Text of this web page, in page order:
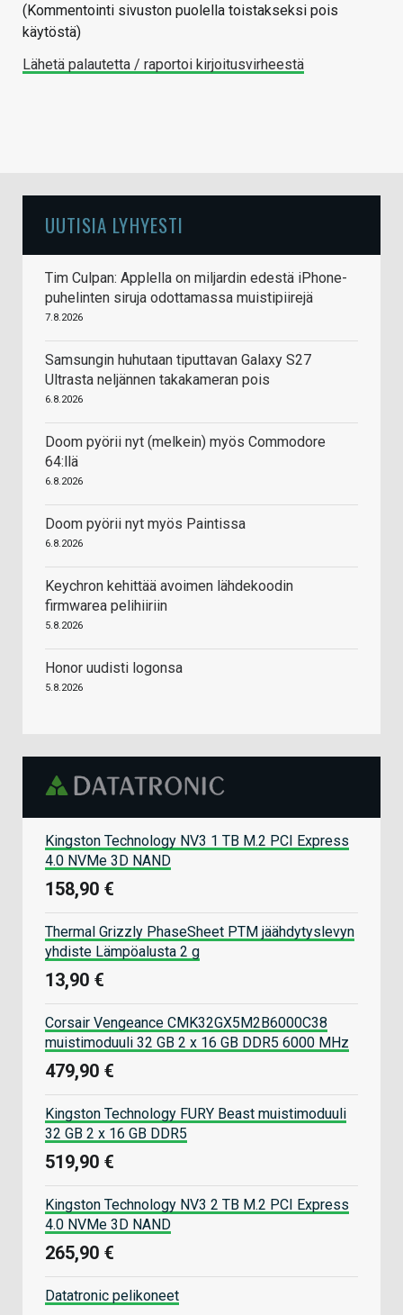
(Kommentointi sivuston puolella toistakseksi pois
käytöstä)
Lähetä palautetta / raportoi kirjoitusvirheestä
UUTISIA LYHYESTI
Tim Culpan: Applella on miljardin edestä iPhone-
puhelinten siruja odottamassa muistipiirejä
7.8.2026
Samsungin huhutaan tiputtavan Galaxy S27
Ultrasta neljännen takakameran pois
6.8.2026
Doom pyörii nyt (melkein) myös Commodore
64:llä
6.8.2026
Doom pyörii nyt myös Paintissa
6.8.2026
Keychron kehittää avoimen lähdekoodin
firmwarea pelihiiriin
5.8.2026
Honor uudisti logonsa
5.8.2026
Kingston Technology NV3 1 TB M.2 PCI Express
4.0 NVMe 3D NAND
158,90 €
Thermal Grizzly PhaseSheet PTM jäähdytyslevyn
yhdiste Lämpöalusta 2 g
13,90 €
Corsair Vengeance CMK32GX5M2B6000C38
muistimoduuli 32 GB 2 x 16 GB DDR5 6000 MHz
479,90 €
Kingston Technology FURY Beast muistimoduuli
32 GB 2 x 16 GB DDR5
519,90 €
Kingston Technology NV3 2 TB M.2 PCI Express
4.0 NVMe 3D NAND
265,90 €
Datatronic pelikoneet